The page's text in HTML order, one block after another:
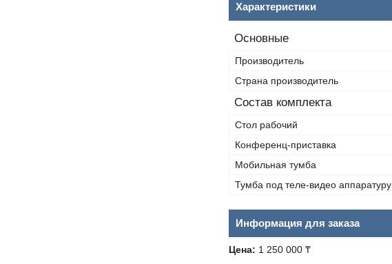
Характеристики
Основные
Производитель
Страна производитель
Состав комплекта
Стол рабочий
Конференц-приставка
Мобильная тумба
Тумба под теле-видео аппаратуру
Информация для заказа
Цена: 1 250 000 ₸